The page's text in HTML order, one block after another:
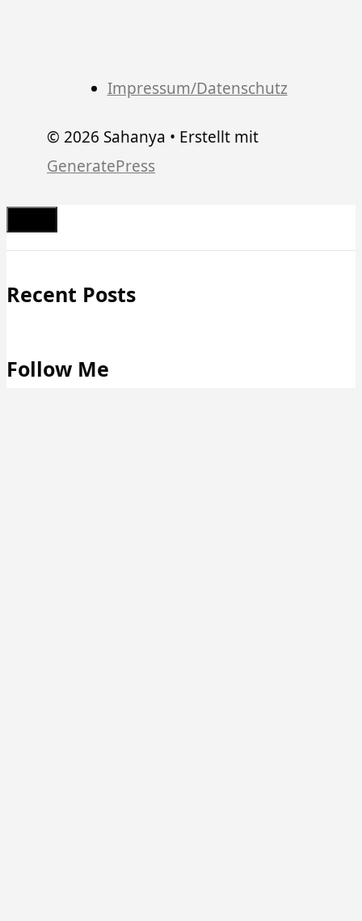
Impressum/Datenschutz
© 2026 Sahanya • Erstellt mit
GeneratePress
Recent Posts
Follow Me